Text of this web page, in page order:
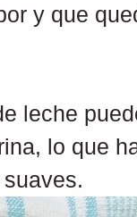
y que
leche
lo que